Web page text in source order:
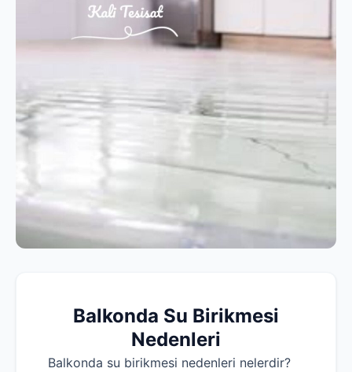
Balkonda Su Birikmesi
Nedenleri
Balkonda su birikmesi nedenleri nelerdir?